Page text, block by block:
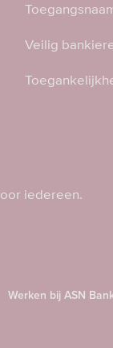
Veilig
iedereen.
Werken bij ASN